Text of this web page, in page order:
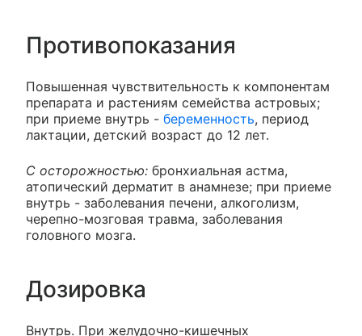
Противопоказания
Повышенная чувствительность к компонентам
препарата и растениям семейства астровых;
при приеме внутрь - беременность, период
лактации, детский возраст до 12 лет.
С осторожностью: бронхиальная астма,
атопический дерматит в анамнезе; при приеме
внутрь - заболевания печени, алкоголизм,
черепно-мозговая травма, заболевания
головного мозга.
Дозировка
Внутрь. При желудочно-кишечных